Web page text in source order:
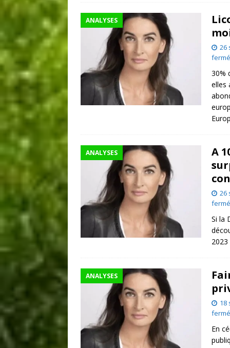
ANALYSES
26
30%
elles
ANALYSES
A
26
Si la
ANALYSES
18
En